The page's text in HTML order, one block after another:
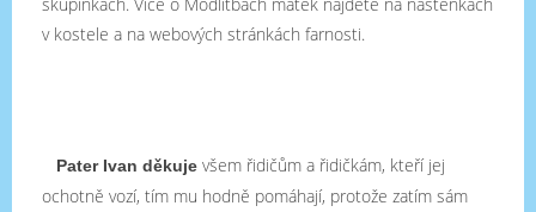
v kostele a na webových stránkách farnosti.
Pater Ivan děkuje všem řidičům a řidičkám, kteří jej
ochotně vozí, tím mu hodně pomáhají, protože zatím sám